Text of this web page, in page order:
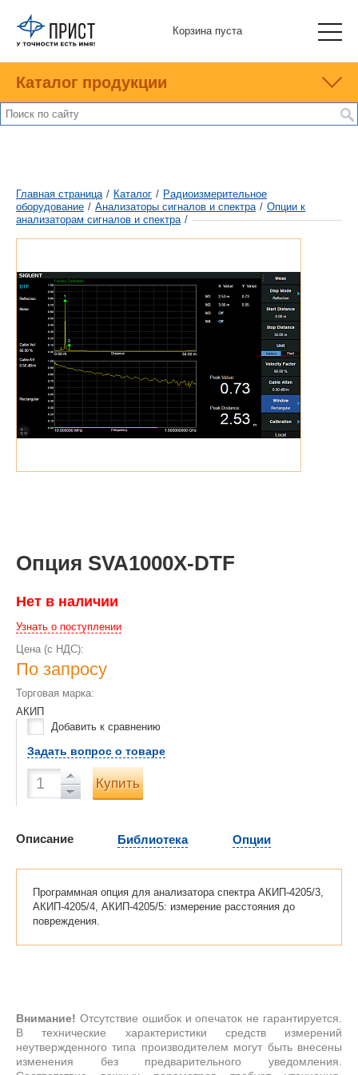
Корзина пуста
Каталог продукции
Главная страница / Каталог / Радиоизмерительное
оборудование / Анализаторы сигналов и спектра / Опции к
анализаторам сигналов и спектра /
Опция SVA1000X-DTF
Нет в наличии
Узнать о поступлении
Цена (с НДС):
По запросу
Торговая марка:
АКИП
Добавить к сравнению
Задать вопрос о товаре
Купить
Описание Библиотека Опции
Программная опция для анализатора спектра АКИП-4205/3,
АКИП-4205/4, АКИП-4205/5: измерение расстояния до
повреждения.
Внимание! Отсутствие ошибок и опечаток не гарантируется.
В технические характеристики средств измерений
неутвержденного типа производителем могут быть внесены
изменения без предварительного уведомления.